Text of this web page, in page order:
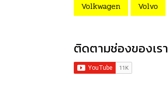
Volkwagen
Volvo
ติดตามช่องของเรา